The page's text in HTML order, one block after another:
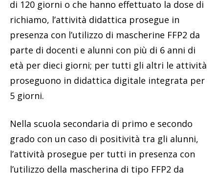
Nella scuola secondaria di primo e secondo
grado con un caso di positività tra gli alunni,
l’attività prosegue per tutti in presenza con
l’utilizzo della mascherina di tipo FFP2 da
parte di alunni e docenti; con due o più casi di
positività tra gli alunni, coloro che hanno
concluso il ciclo vaccinale da meno di 120
giorni o che sono guariti da meno di 120 giorni
o che hanno effettuato la dose di richiamo,
l’attività didattica prosegue in presenza con
l’utilizzo di mascherine FFP2 per dieci giorni;